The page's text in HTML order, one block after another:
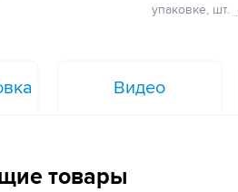
упаковке, шт.
Видео
товары